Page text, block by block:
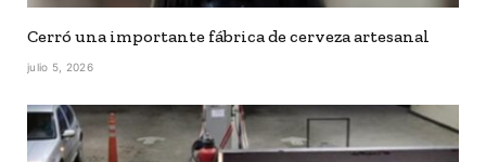
Cerró una importante fábrica de cerveza artesanal
julio 5, 2026